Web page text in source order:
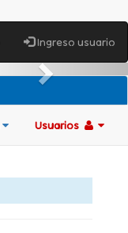
Ingreso usuario
Usuarios